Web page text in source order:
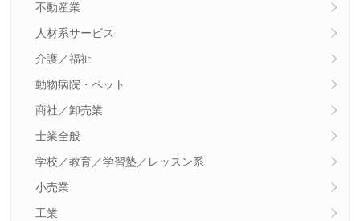
不動産業
人材系サービス
介護／福祉
動物病院・ペット
商社／卸売業
士業全般
学校／教育／学習塾／レッスン系
小売業
工業